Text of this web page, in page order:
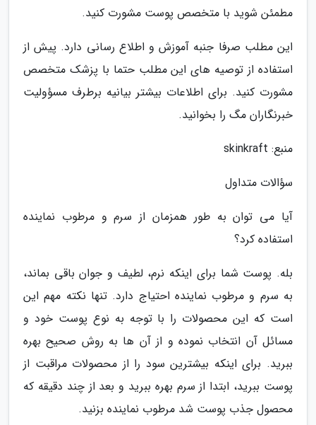
مطمئن شوید با متخصص پوست مشورت کنید.
این مطلب صرفا جنبه آموزش و اطلاع رسانی دارد. پیش از
استفاده از توصیه های این مطلب حتما با پزشک متخصص
مشورت کنید. برای اطلاعات بیشتر بیانیه برطرف مسؤولیت
خبرنگاران مگ را بخوانید.
منبع: skinkraft
سؤالات متداول
آیا می توان به طور همزمان از سرم و مرطوب نماینده
استفاده کرد؟
بله. پوست شما برای اینکه نرم، لطیف و جوان باقی بماند،
به سرم و مرطوب نماینده احتیاج دارد. تنها نکته مهم این
است که این محصولات را با توجه به نوع پوست خود و
مسائل آن انتخاب نموده و از آن ها به روش صحیح بهره
ببرید. برای اینکه بیشترین سود را از محصولات مراقبت از
پوست ببرید، ابتدا از سرم بهره ببرید و بعد از چند دقیقه که
محصول جذب پوست شد مرطوب نماینده بزنید.